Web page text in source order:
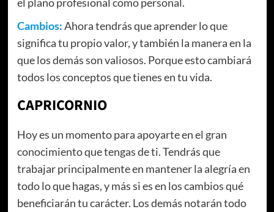
Cambios:Ahora tendrás que aprender lo que
significa tu propio valor, y también la manera en la
que los demás son valiosos. Porque esto cambiará
todos los conceptos que tienes en tu vida.
CAPRICORNIO
Hoy es un momento para apoyarte en el gran
conocimiento que tengas de ti. Tendrás que
trabajar principalmente en mantener la alegría en
todo lo que hagas, y más si es en los cambios qué
beneficiarán tu carácter. Los demás notarán todo